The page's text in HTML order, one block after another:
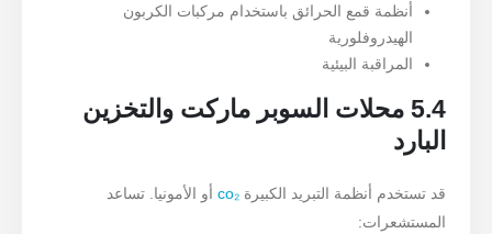
أنظمة قمع الحرائق باستخدام مركبات الكربون
الهيدروفلورية
المراقبة البيئية
5.4 محلات السوبر ماركت والتخزين
البارد
قد تستخدم أنظمة التبريد الكبيرةco₂ أو الأمونيا. تساعد
المستشعرات: